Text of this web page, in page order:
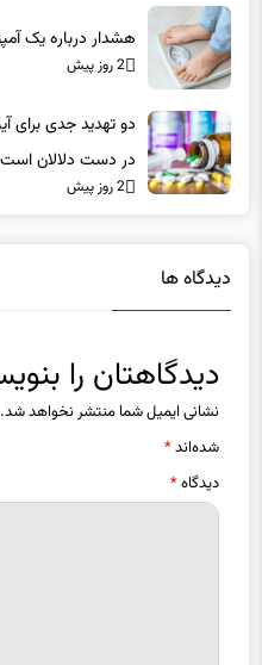
2 روز پیش
در دست دلالان است
دارویی محسوس‌تر
نشانی ایمیل شما منتشر نخواهد شد.
شده‌اند*
دیدگاه*